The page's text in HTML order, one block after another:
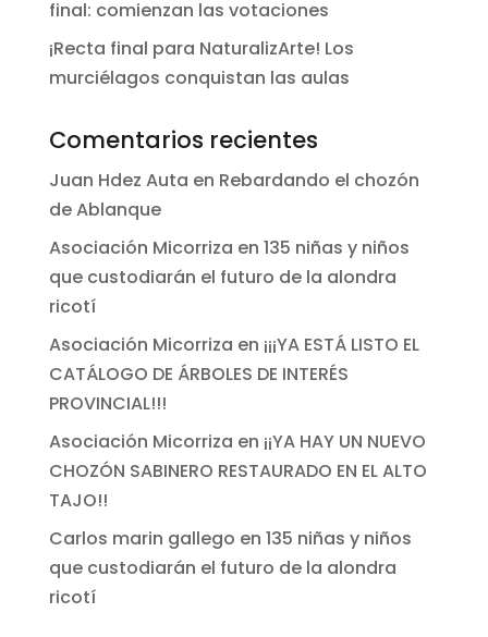
final: comienzan las votaciones
¡Recta final para NaturalizArte! Los
murciélagos conquistan las aulas
Comentarios recientes
Juan Hdez Auta en Rebardando el chozón
de Ablanque
Asociación Micorriza en 135 niñas y niños
que custodiarán el futuro de la alondra
ricotí
Asociación Micorriza en ¡¡¡YA ESTÁ LISTO EL
CATÁLOGO DE ÁRBOLES DE INTERÉS
PROVINCIAL!!!
Asociación Micorriza en ¡¡YA HAY UN NUEVO
CHOZÓN SABINERO RESTAURADO EN EL ALTO
TAJO!!
Carlos marin gallego en 135 niñas y niños
que custodiarán el futuro de la alondra
ricotí